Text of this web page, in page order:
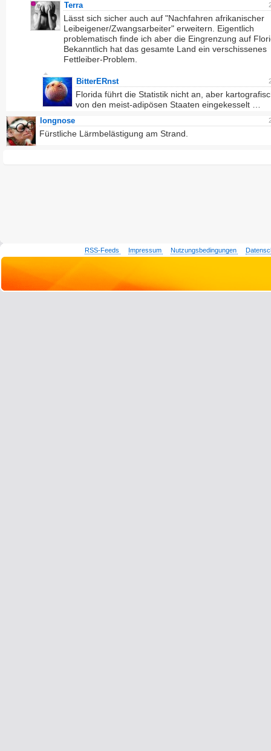
Terra
Lässt sich sicher auch auf "Nachfahren afrikanischer
Leibeigener/Zwangsarbeiter" erweitern. Eigentlich
problematisch finde ich aber die Eingrenzung auf
Bekanntlich hat das gesamte Land ein verschissenes
Fettleiber-Problem.
BitterERnst
Florida führt die Statistik nicht an, aber
von den meist-adipösen Staaten eingekesselt …
longnose
Fürstliche Lärmbelästigung am Strand.
RSS-Feeds Impressum Nutzungsbedingungen